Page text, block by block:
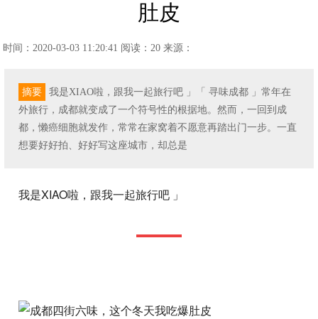
肚皮
时间：2020-03-03 11:20:41 阅读：20 来源：
摘要
我是XIAO啦，跟我一起旅行吧 」「 寻味成都 」常年在
外旅行，成都就变成了一个符号性的根据地。然而，一回到成
都，懒癌细胞就发作，常常在家窝着不愿意再踏出门一步。一直
想要好好拍、好好写这座城市，却总是
我是XIAO啦，跟我一起旅行吧 」